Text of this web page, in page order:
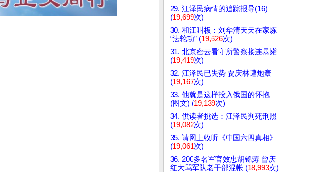
29. 江泽民病情的追踪报导(16)
(19,699次)
30. 和江叫板：刘华清天天在家炼
“法轮功” (19,626次)
31. 北京密云看守所警察接连暴毙
(19,419次)
32. 江泽民已失势 贾庆林遭炮轰
(19,167次)
33. 他就是这样投入俄国的怀抱
(图文) (19,139次)
34. 供读者挑选：江泽民判死刑照
(19,082次)
35. 请网上收听《中国六四真相》
(19,061次)
36. 200多名军官效忠胡锦涛 曾庆
红大骂军队老干部混帐 (18,993次)